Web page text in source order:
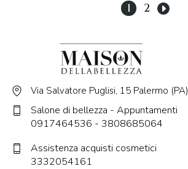
1 2
Via Salvatore Puglisi, 15 Palermo (PA)
Salone di bellezza - Appuntamenti
0917464536 - 3808685064
Assistenza acquisti cosmetici
3332054161